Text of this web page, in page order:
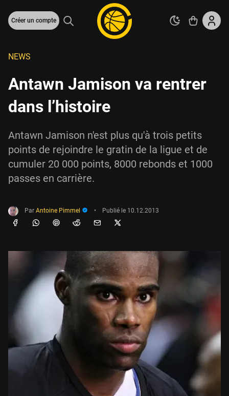
Créer un compte
NEWS
Antawn Jamison va rentrer
dans l’histoire
Antawn Jamison n'est plus qu'à trois petits
points de rejoindre le gratin de la ligue et de
cumuler 20 000 points, 8000 rebonds et 1000
passes en carrière.
Par Antoine Pimmel • Publié le 10.12.2013